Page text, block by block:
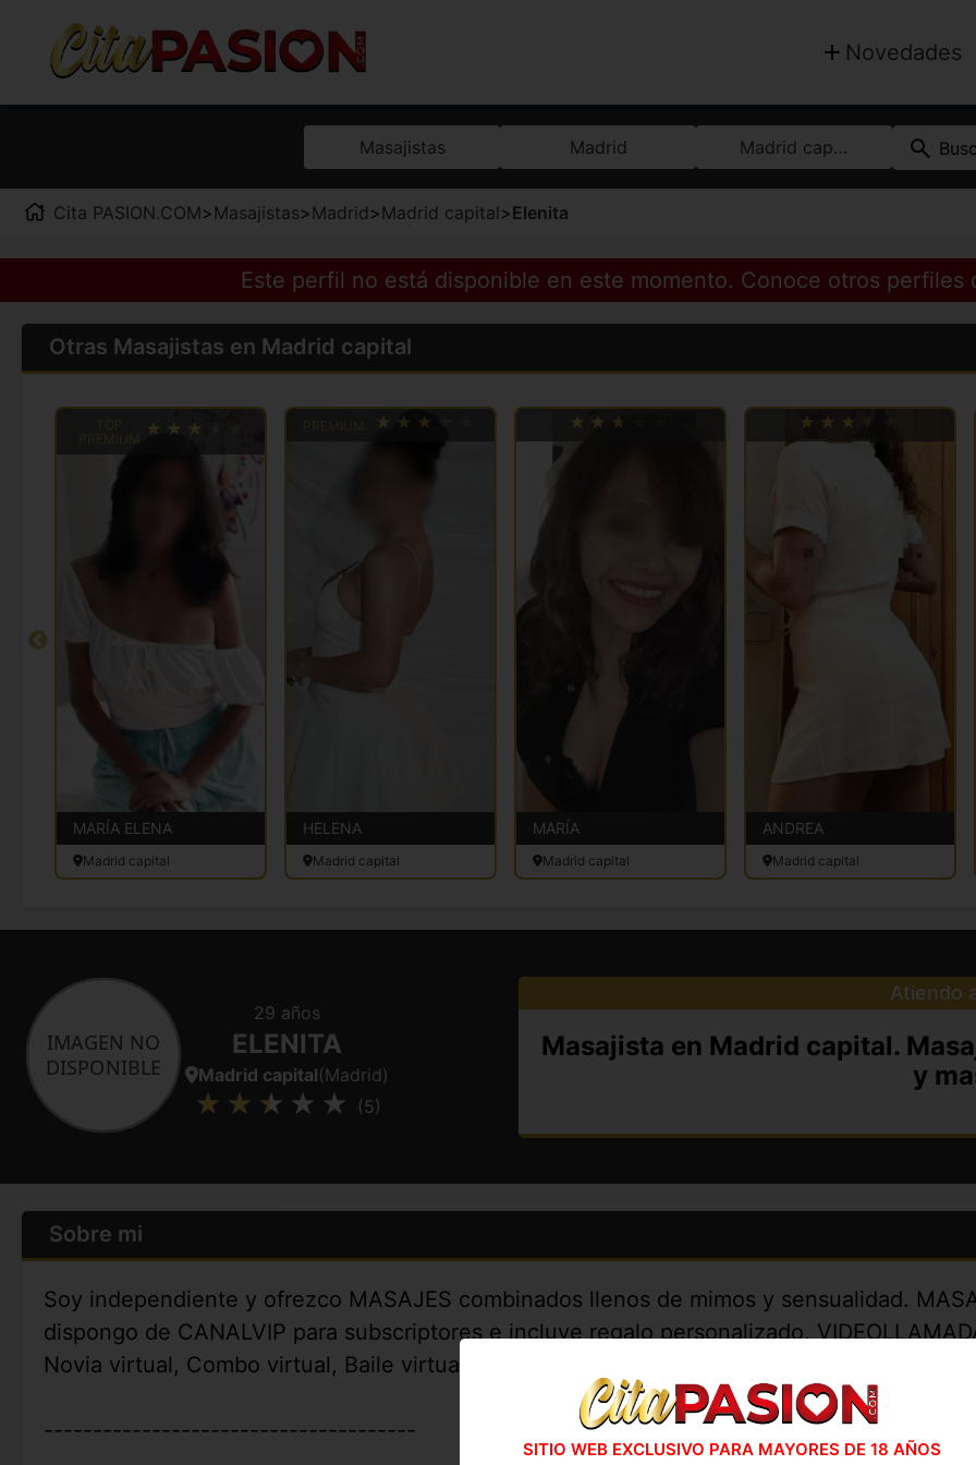
Novedades
Masajistas Madrid Madrid capital
Cita PASION.COM>Masajistas>Madrid >Madrid capital >Elenita
Este perfil no está disponible en este momento. Conoce otros perfiles
Otras Masajistas en Madrid capital
MARÍA ELENA
Madrid capital
HELENA
Madrid capital
MARÍA
Madrid capital
ANDREA
Madrid capital
29 años
ELENITA
Madrid capital(Madrid)
(5)
Atiendo
Masajista en Madrid capital.
y
Sobre mi
Soy independiente y ofrezco MASAJES combinados llenos de mimos y sensualidad.
dispongo de CANALVIP para subscriptores e incluye regalo personalizado,
Novia virtual, Combo virtual, Baile virtual personalizado, Compañía, Trato cercano. Para
--------------------------------------
SITIO WEB EXCLUSIVO PARA MAYORES DE 18 AÑOS